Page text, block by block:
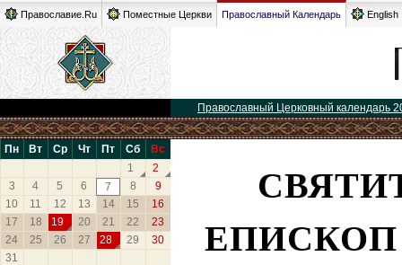
Православие.Ru Поместные Церкви Православный Календарь English
Православный Церковный календарь
Пн Вт Ср Чт Пт Сб
Вс
1
2
3
4 5 6 7 8
9
10
11 12 13 14 15
16
17
18 19 20 21 22
23
24
25 26 27 28 29
30
31
ЕПИСКОП